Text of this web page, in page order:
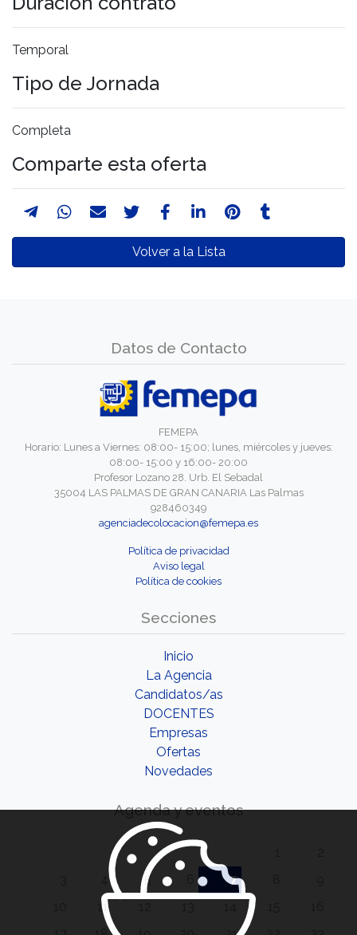
Temporal
Tipo de Jornada
Completa
Comparte esta oferta
Volver a la Lista
Datos de Contacto
FEMEPA
Horario: Lunes a Viernes: 08:00- 15:00; lunes, miércoles y jueves:
08:00- 15:00 y 16:00- 20:00
Profesor Lozano 28. Urb. El Sebadal
35004 LAS PALMAS DE GRAN CANARIA Las Palmas
928460349
agenciadecolocacion@femepa.es
Política de privacidad
Aviso legal
Política de cookies
Secciones
Inicio
La Agencia
Candidatos/as
DOCENTES
Empresas
Ofertas
Novedades
Agenda y eventos
5 7
11